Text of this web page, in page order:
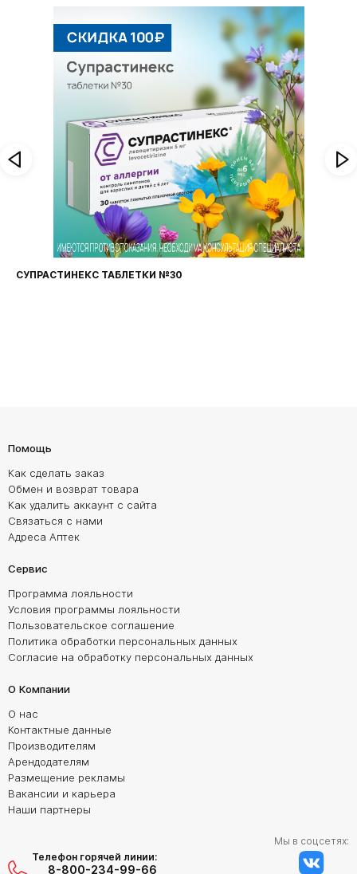
СУПРАСТИНЕКС ТАБЛЕТКИ №30
Помощь
Как сделать заказ
Обмен и возврат товара
Как удалить аккаунт с сайта
Связаться с нами
Адреса Аптек
Сервис
Программа лояльности
Условия программы лояльности
Пользовательское соглашение
Политика обработки персональных данных
Согласие на обработку персональных данных
О Компании
О нас
Контактные данные
Производителям
Арендодателям
Размещение рекламы
Вакансии и карьера
Наши партнеры
Телефон горячей линии:
8-800-234-99-66
Мы в соцсетях: